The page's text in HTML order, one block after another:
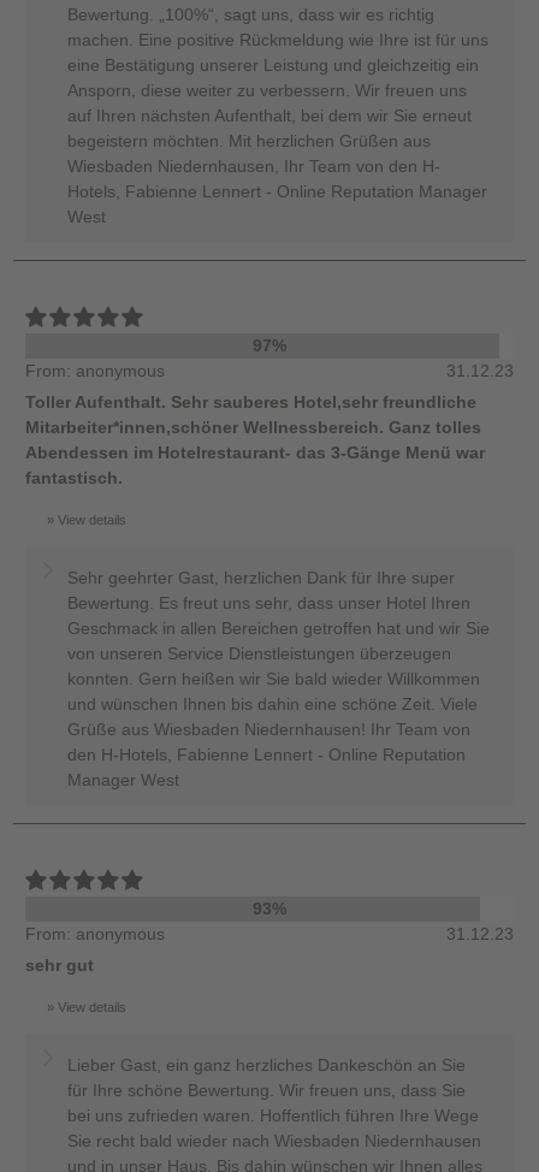
Bewertung. „100%“, sagt uns, dass wir es richtig
machen. Eine positive Rückmeldung wie Ihre ist für uns
eine Bestätigung unserer Leistung und gleichzeitig ein
Ansporn, diese weiter zu verbessern. Wir freuen uns
auf Ihren nächsten Aufenthalt, bei dem wir Sie erneut
begeistern möchten. Mit herzlichen Grüßen aus
Wiesbaden Niedernhausen, Ihr Team von den H-
Hotels, Fabienne Lennert - Online Reputation Manager
West
97%
From: anonymous
31.12.23
Toller Aufenthalt. Sehr sauberes Hotel,sehr freundliche
Mitarbeiter*innen,schöner Wellnessbereich. Ganz tolles
Abendessen im Hotelrestaurant- das 3-Gänge Menü war
fantastisch.
View details
Sehr geehrter Gast, herzlichen Dank für Ihre super
Bewertung. Es freut uns sehr, dass unser Hotel Ihren
Geschmack in allen Bereichen getroffen hat und wir Sie
von unseren Service Dienstleistungen überzeugen
konnten. Gern heißen wir Sie bald wieder Willkommen
und wünschen Ihnen bis dahin eine schöne Zeit. Viele
Grüße aus Wiesbaden Niedernhausen! Ihr Team von
den H-Hotels, Fabienne Lennert - Online Reputation
Manager West
93%
From: anonymous
31.12.23
sehr gut
View details
Lieber Gast, ein ganz herzliches Dankeschön an Sie
für Ihre schöne Bewertung. Wir freuen uns, dass Sie
bei uns zufrieden waren. Hoffentlich führen Ihre Wege
Sie recht bald wieder nach Wiesbaden Niedernhausen
und in unser Haus. Bis dahin wünschen wir Ihnen alles